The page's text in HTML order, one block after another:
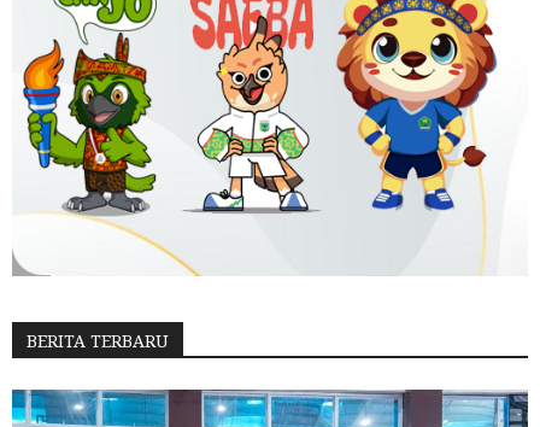
BERITA TERBARU